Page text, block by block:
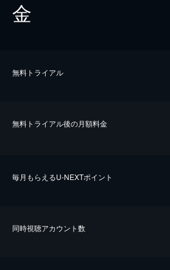
金
無料トライアル
無料トライアル後の⽉額料金
毎⽉もらえるU-NEXTポイント
同時視聴アカウント数